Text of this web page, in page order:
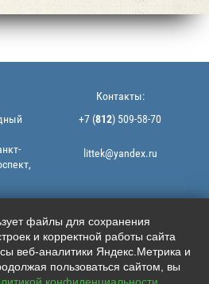
© 2013-2026 | ООО "ЛИТТЕК" -
производство и продажа РТИ
ИНН: 7806523560 | ОГРН:
1147847126162
Политика конфиденциальности |
Контакты:
+7 (812) 509-58-70
littek@yandex.ru
файлы для сохранения
и корректной работы сайта
веб-аналитики Яндекс.Метрика и
пользоваться сайтом, вы